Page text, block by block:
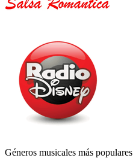
Géneros musicales más populares